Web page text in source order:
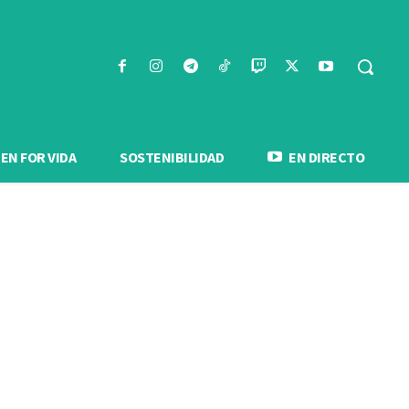
FOR VIDA SOSTENIBILIDAD EN DIRECTO